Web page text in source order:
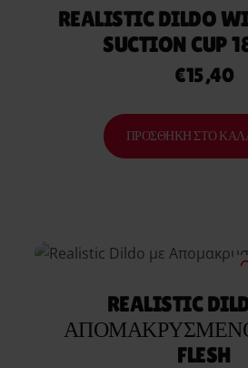
REALISTIC DILDO
SUCTION CUP
€15,40
ΠΡΟΣΘΉΚΗ ΣΤΟ
REALISTIC
FLESH